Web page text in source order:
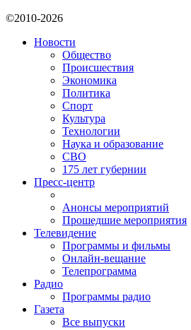
©2010-2026
Новости
Общество
Происшествия
Экономика
Политика
Спорт
Культура
Технологии
Наука и образование
СВО
175 лет губернии
Пресс-центр
Анонсы мероприятий
Прошедшие мероприятия
Телевидение
Программы и фильмы
Онлайн-вещание
Телепрограмма
Радио
Программы радио
Газета
Все выпуски